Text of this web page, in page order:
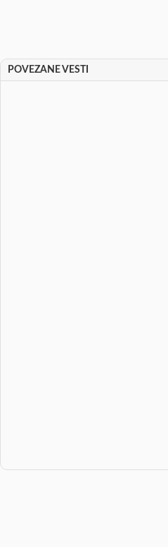
POVEZANE VESTI